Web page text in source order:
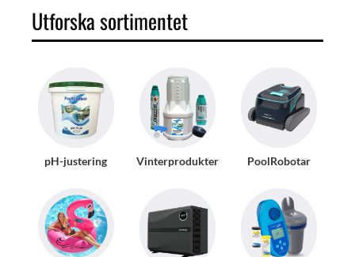
Utforska sortimentet
pH-justering Vinterprodukter PoolRobotar